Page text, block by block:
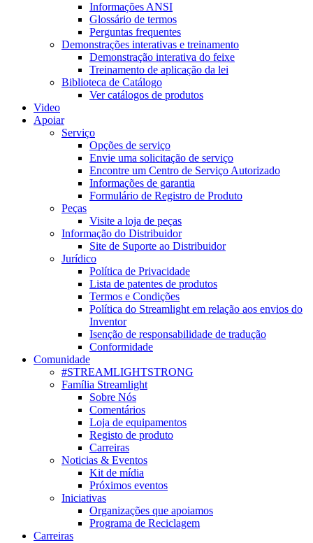
Informações ANSI
Glossário de termos
Perguntas frequentes
Demonstrações interativas e treinamento
Demonstração interativa do feixe
Treinamento de aplicação da lei
Biblioteca de Catálogo
Ver catálogos de produtos
Video
Apoiar
Serviço
Opções de serviço
Envie uma solicitação de serviço
Encontre um Centro de Serviço Autorizado
Informações de garantia
Formulário de Registro de Produto
Peças
Visite a loja de peças
Informação do Distribuidor
Site de Suporte ao Distribuidor
Jurídico
Política de Privacidade
Lista de patentes de produtos
Termos e Condições
Política do Streamlight em relação aos envios do
Inventor
Isenção de responsabilidade de tradução
Conformidade
Comunidade
#STREAMLIGHTSTRONG
Família Streamlight
Sobre Nós
Comentários
Loja de equipamentos
Registo de produto
Carreiras
Noticias & Eventos
Kit de mídia
Próximos eventos
Iniciativas
Organizações que apoiamos
Programa de Reciclagem
Carreiras